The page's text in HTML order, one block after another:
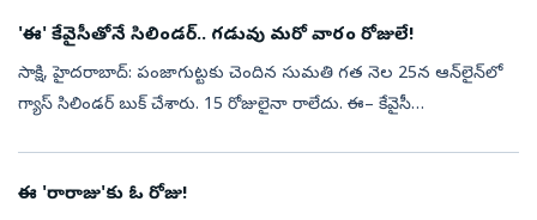
'ఈ' కేవైసీతోనే సిలిండర్‌.. గడువు మరో వారం రోజులే!
సాక్షి, హైదరాబాద్‌: పంజాగుట్టకు చెందిన సుమతి గత నెల 25న ఆన్‌లైన్‌లో
గ్యాస్‌ సిలిండర్‌ బుక్‌ చేశారు. 15 రోజులైనా రాలేదు. ఈ– కేవైసీ
ఈ 'రారాజు'కు ఓ రోజు!